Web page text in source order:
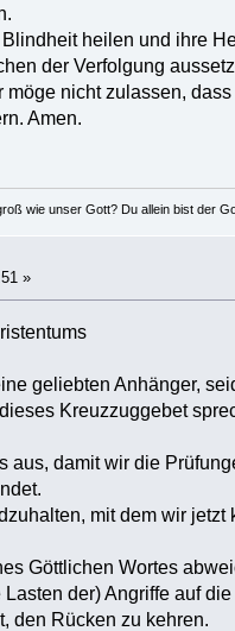
heilen und ihre
der Verfolgung
nicht zulassen,
Amen.
wie unser Gott? Du allein bist der
»
geliebten Anhänger,
Kreuzzuggebet
aus, damit wir die
mit dem wir
Göttlichen Wortes
der) Angriffe auf
den Rücken zu kehren.